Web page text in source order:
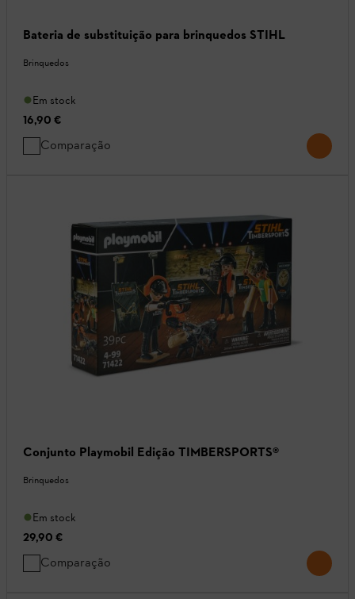
Bateria de substituição para brinquedos STIHL
Brinquedos
Em stock
16,90 €
Comparação
Conjunto Playmobil Edição TIMBERSPORTS®
Brinquedos
Em stock
29,90 €
Comparação